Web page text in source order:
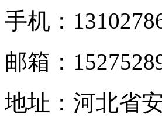
手机：
邮箱：
地址：河北省